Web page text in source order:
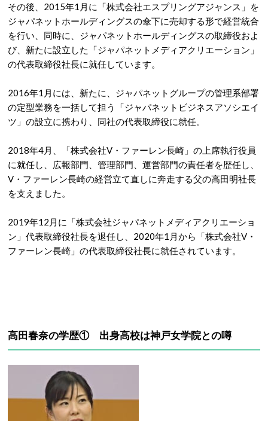
その後、2015年1月に「株式会社エスプリングアジャンス」を
ジャパネットホールディングスの傘下に売却する形で経営統合
を行い、同時に、ジャパネットホールディングスの取締役およ
び、新たに設立した「ジャパネットメディアクリエーション」
の代表取締役社長に就任しています。
2016年1月には、新たに、ジャパネットグループの管理系部署
の定型業務を一括して担う「ジャパネットビジネスアソシエイ
ツ」の設立に携わり、同社の代表取締役に就任。
2018年4月、「株式会社V・ファーレン長崎」の上席執行役員
に就任し、広報部門、管理部門、運営部門の責任者を歴任し、
V・ファーレン長崎の経営立て直しに奔走する父の高田明社長
を支えました。
2019年12月に「株式会社ジャパネットメディアクリエーショ
ン」代表取締役社長を退任し、2020年1月から「株式会社V・
ファーレン長崎」の代表取締役社長に就任されています。
高田春奈の学歴① 出身高校は神戸女学院との噂